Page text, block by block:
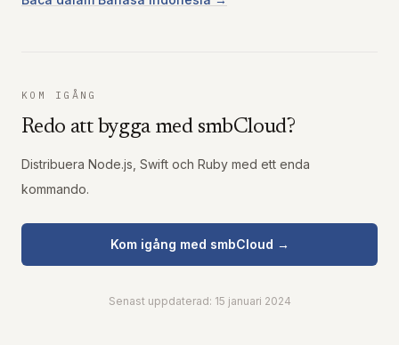
KOM IGÅNG
Redo att bygga med smbCloud?
Distribuera Node.js, Swift och Ruby med ett enda
kommando.
Kom igång med smbCloud →
Senast uppdaterad: 15 januari 2024